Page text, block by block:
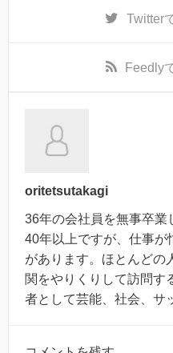
Twitter
Feedly
oritetsutakagi
36年の会社員を無事卒業
40年以上ですが、仕事が
があります。ほとんどの
関をやりくりして訪問す
者として芸能、社会、サ